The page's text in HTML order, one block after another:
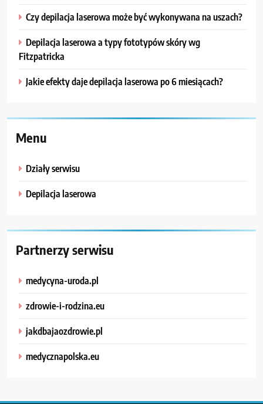
Czy depilacja laserowa może być wykonywana na uszach?
Depilacja laserowa a typy fototypów skóry wg
Fitzpatricka
Jakie efekty daje depilacja laserowa po 6 miesiącach?
Menu
Działy serwisu
Depilacja laserowa
Partnerzy serwisu
medycyna-uroda.pl
zdrowie-i-rodzina.eu
jakdbajaozdrowie.pl
medycznapolska.eu